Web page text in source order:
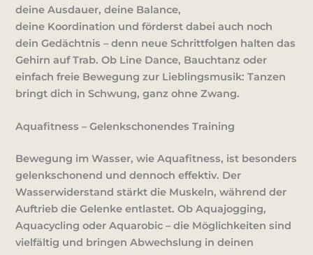
deineAusdauer, deine Balance,
deine Koordination und förderst dabei auch noch
deinGedächtnis – denn neue Schrittfolgen halten das
Gehirn auf Trab. Ob Line Dance, Bauchtanz oder
einfach freie Bewegung zur Lieblingsmusik: Tanzen
bringt dich in Schwung, ganz ohne Zwang.
Aquafitness – Gelenkschonendes Training
Bewegung im Wasser, wieAquafitness, ist besonders
gelenkschonend und dennoch effektiv. Der
Wasserwiderstand stärkt die Muskeln, während der
Auftrieb die Gelenke entlastet. Ob Aquajogging,
Aquacycling oder Aquarobic – die Möglichkeiten sind
vielfältig und bringen Abwechslung in deinen